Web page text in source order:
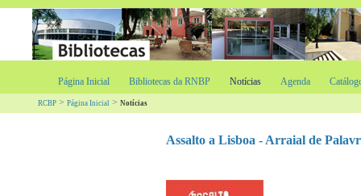
Página Inicial Bibliotecas da RNBP Notícias Agenda
RCBP > Página Inicial > Notícias
Assalto a Lisboa - Arraial de